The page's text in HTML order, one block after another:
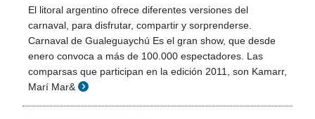
El litoral argentino ofrece diferentes versiones del
carnaval, para disfrutar, compartir y sorprenderse.
Carnaval de Gualeguaychú Es el gran show, que desde
enero convoca a más de 100.000 espectadores. Las
comparsas que participan en la edición 2011, son Kamarr,
Marí Mar&